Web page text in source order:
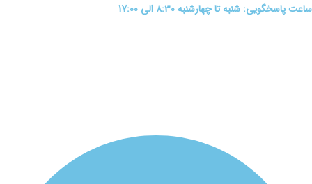
ساعت پاسخگویی: شنبه تا چهارشنبه 8:30 الی 17:00